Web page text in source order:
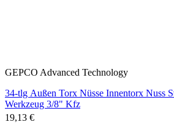
GEPCO Advanced Technology
34-tlg Außen Torx Nüsse Innentorx Nuss
Werkzeug 3/8" Kfz
19,13 €